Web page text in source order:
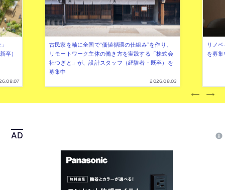
卒）
古民家を軸に全国で“価値循環の仕組み”を作り、
リモートワーク主体の働き方を実践する「株式会
社つぎと」が、設計スタッフ（経験者・既卒）を
募集中
2026.08.03
リノ
を募